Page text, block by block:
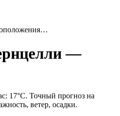
—
17°C. Точный прогноз на
ветер, осадки.